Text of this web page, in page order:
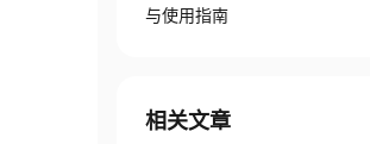
与使用指南
相关文章